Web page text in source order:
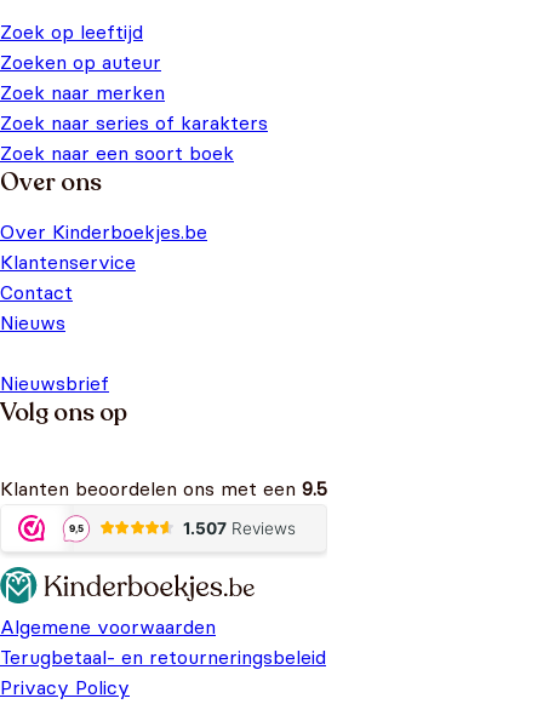
Zoek op leeftijd
Zoeken op auteur
Zoek naar merken
Zoek naar series of karakters
Zoek naar een soort boek
Over ons
Over Kinderboekjes.be
Klantenservice
Contact
Nieuws
Nieuwsbrief
Volg ons op
Klanten beoordelen ons met een 9.5
Algemene voorwaarden
Terugbetaal- en retourneringsbeleid
Privacy Policy